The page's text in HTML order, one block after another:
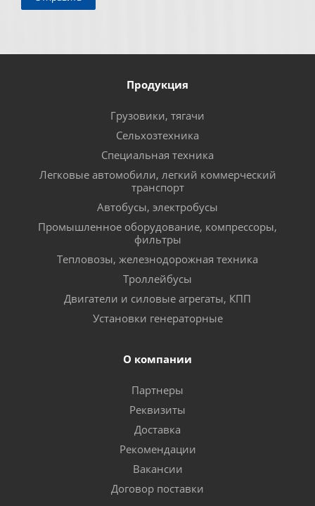
Продукция
Грузовики, тягачи
Сельхозтехника
Специальная техника
Легковые автомобили, легкий коммерческий
транспорт
Автобусы, электробусы
Промышленное оборудование, компрессоры,
фильтры
Тепловозы, железнодорожная техника
Троллейбусы
Двигатели и силовые агрегаты, КПП
Установки генераторные
О компании
Партнеры
Реквизиты
Доставка
Рекомендации
Вакансии
Договор поставки